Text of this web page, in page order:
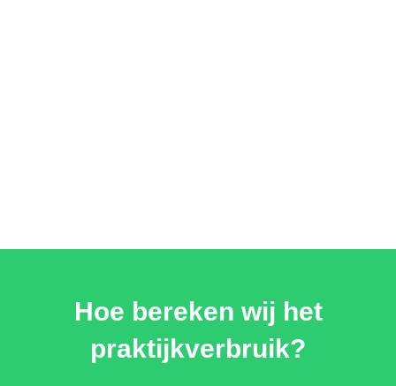
Hoe bereken wij het
praktijkverbruik?